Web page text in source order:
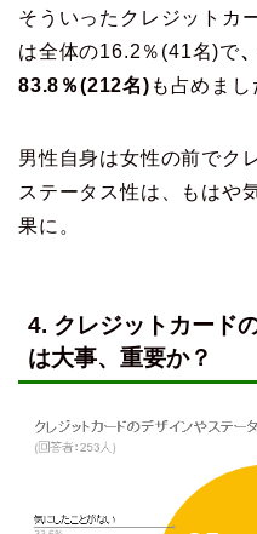
そういったクレジットカ
は全体の16.2％(41名)で
83.8％(212名) も占めまし
男性自身は女性の前でク
ステータス性は、もはや
果に。
4. クレジットカード
は大事、重要か？